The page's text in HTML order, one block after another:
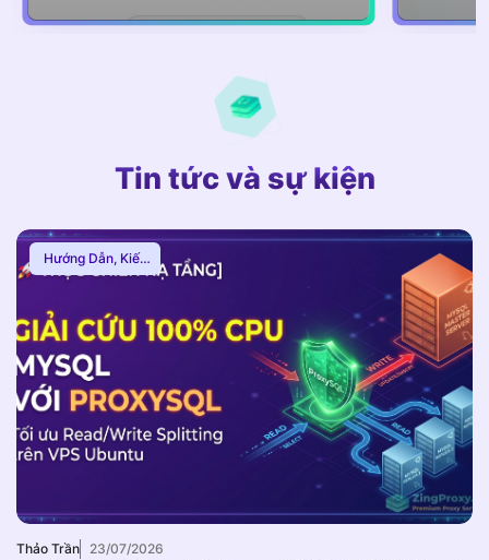
Tin tức và sự kiện
Hướng Dẫn, Kiến
Thức Proxy
Thảo Trần 23/07/2026